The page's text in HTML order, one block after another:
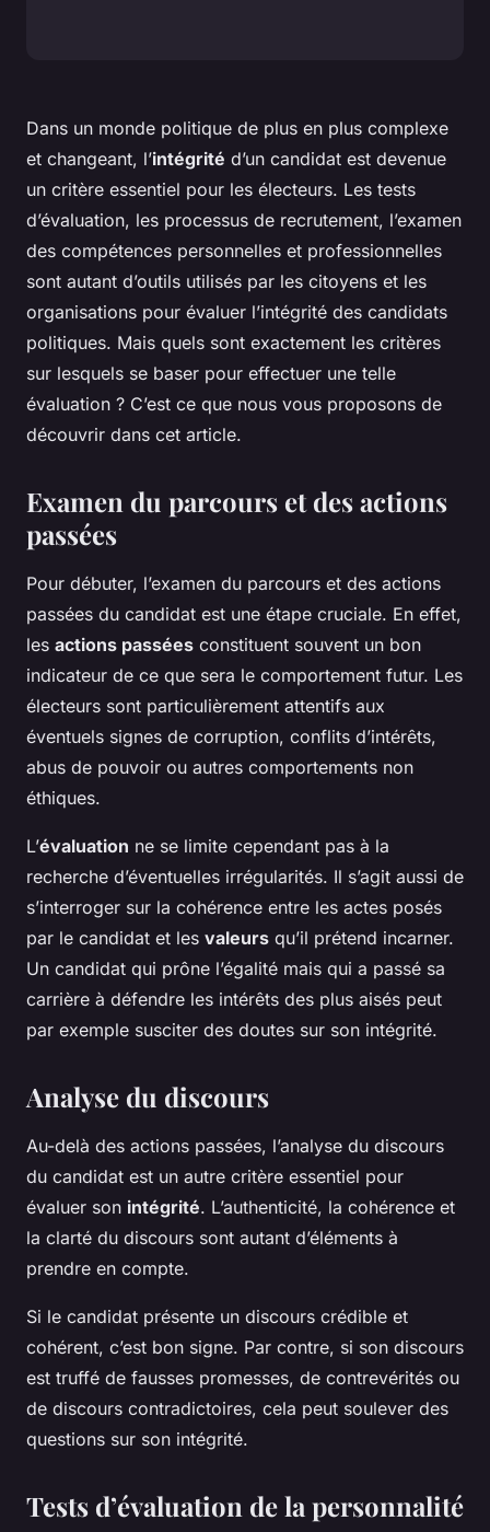
Dans un monde politique de plus en plus complexe
et changeant, l’intégrité d’un candidat est devenue
un critère essentiel pour les électeurs. Les tests
d’évaluation, les processus de recrutement, l’examen
des compétences personnelles et professionnelles
sont autant d’outils utilisés par les citoyens et les
organisations pour évaluer l’intégrité des candidats
politiques. Mais quels sont exactement les critères
sur lesquels se baser pour effectuer une telle
évaluation ? C’est ce que nous vous proposons de
découvrir dans cet article.
Examen du parcours et des actions
passées
Pour débuter, l’examen du parcours et des actions
passées du candidat est une étape cruciale. En effet,
les actions passées constituent souvent un bon
indicateur de ce que sera le comportement futur. Les
électeurs sont particulièrement attentifs aux
éventuels signes de corruption, conflits d’intérêts,
abus de pouvoir ou autres comportements non
éthiques.
L’évaluation ne se limite cependant pas à la
recherche d’éventuelles irrégularités. Il s’agit aussi de
s’interroger sur la cohérence entre les actes posés
par le candidat et les valeurs qu’il prétend incarner.
Un candidat qui prône l’égalité mais qui a passé sa
carrière à défendre les intérêts des plus aisés peut
par exemple susciter des doutes sur son intégrité.
Analyse du discours
Au-delà des actions passées, l’analyse du discours
du candidat est un autre critère essentiel pour
évaluer son intégrité. L’authenticité, la cohérence et
la clarté du discours sont autant d’éléments à
prendre en compte.
Si le candidat présente un discours crédible et
cohérent, c’est bon signe. Par contre, si son discours
est truffé de fausses promesses, de contrevérités ou
de discours contradictoires, cela peut soulever des
questions sur son intégrité.
Tests d’évaluation de la personnalité